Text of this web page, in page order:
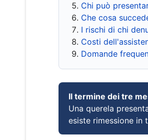
Chi può
Che cosa
I rischi di chi
Costi
Domande
Il termine dei tre
Una querela
esiste rimessione in